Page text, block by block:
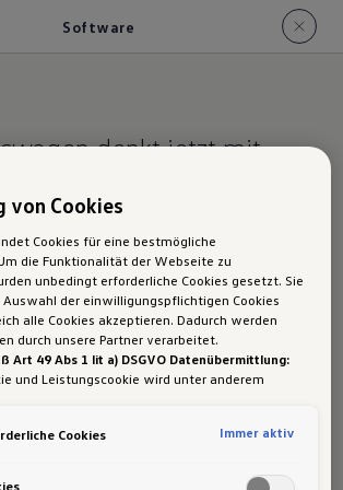
Software
denkt jetzt mit.
im ID.4
GTX
innovative Software,
und vieleweitere
zum Einsatz, die das Fahren
Komfort erhöhen und die
im Stand.
von Cookies
Cookies für eine bestmögliche
die Funktionalität der Webseite zu
unbedingt erforderliche Cookies gesetzt. Sie
der einwilligungspflichtigen Cookies
alle Cookies akzeptieren. Dadurch werden
durch unsere Partner verarbeitet.
Art 49 Abs 1 lit a) DSGVO Datenübermittlung:
und Leistungscookie wird unter anderem
dort an die Google LLC) weitergibt.
Cookies Immer aktiv